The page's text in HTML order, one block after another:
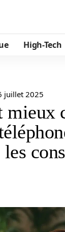
High-Tech
juillet 2025
mieux